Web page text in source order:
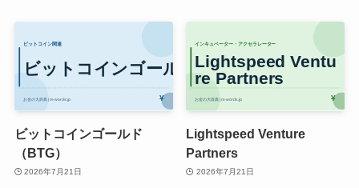
ビットコインゴールド
（BTG）
2026年7月21日
Lightspeed Venture
Partners
2026年7月21日